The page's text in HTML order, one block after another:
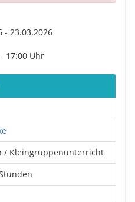
- 23.03.2026
17:00 Uhr
/ Kleingruppenunterricht